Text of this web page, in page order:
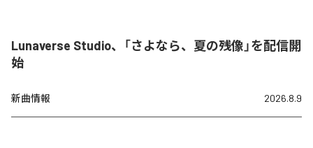
Lunaverse Studio、「さよなら、夏の残像」を配信開
始
新曲情報 2026.8.9